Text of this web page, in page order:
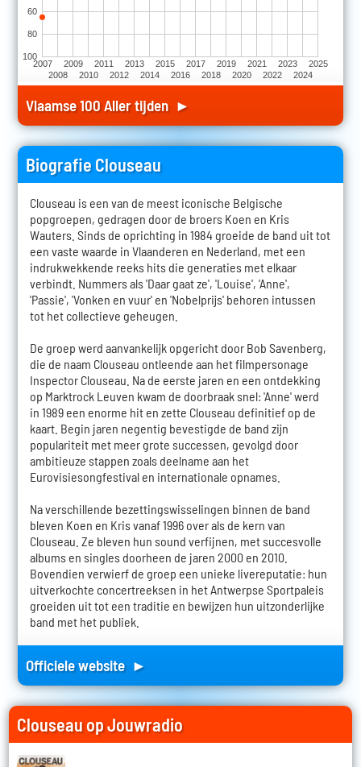
2007
2008
2009
2010
2011
2012
2013
2014
2015
2016
2017
2018
2019
2020
2021
2022
2023
2024
2025
60
80
100
Vlaamse 100 Aller tijden ►
Biografie Clouseau
Clouseau is een van de meest iconische Belgische
popgroepen, gedragen door de broers Koen en Kris
Wauters. Sinds de oprichting in 1984 groeide de band uit tot
een vaste waarde in Vlaanderen en Nederland, met een
indrukwekkende reeks hits die generaties met elkaar
verbindt. Nummers als 'Daar gaat ze', 'Louise', 'Anne',
'Passie', 'Vonken en vuur' en 'Nobelprijs' behoren intussen
tot het collectieve geheugen.
De groep werd aanvankelijk opgericht door Bob Savenberg,
die de naam Clouseau ontleende aan het filmpersonage
Inspector Clouseau. Na de eerste jaren en een ontdekking
op Marktrock Leuven kwam de doorbraak snel: 'Anne' werd
in 1989 een enorme hit en zette Clouseau definitief op de
kaart. Begin jaren negentig bevestigde de band zijn
populariteit met meer grote successen, gevolgd door
ambitieuze stappen zoals deelname aan het
Eurovisiesongfestival en internationale opnames.
Na verschillende bezettingswisselingen binnen de band
bleven Koen en Kris vanaf 1996 over als de kern van
Clouseau. Ze bleven hun sound verfijnen, met succesvolle
albums en singles doorheen de jaren 2000 en 2010.
Bovendien verwierf de groep een unieke livereputatie: hun
uitverkochte concertreeksen in het Antwerpse Sportpaleis
groeiden uit tot een traditie en bewijzen hun uitzonderlijke
band met het publiek.
Officiele website ►
Clouseau op Jouwradio